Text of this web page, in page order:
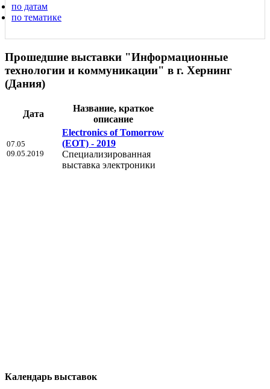
по датам
по тематике
Прошедшие выставки "Информационные
технологии и коммуникации" в г. Хернинг
(Дания)
Дата
Название, краткое
описание
07.05
09.05.2019
Electronics of Tomorrow
(EOT) - 2019
Специализированная
выставка электроники
Календарь выставок